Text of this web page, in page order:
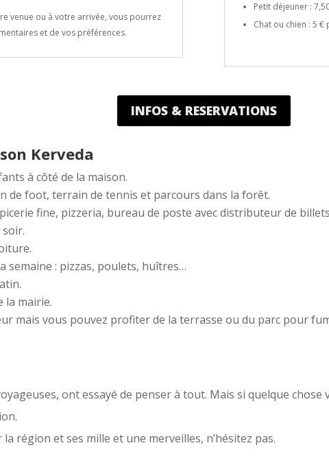
venue ou à votre arrivée, vous pourrez
et de vos préférences.
Petit déjeuner :
Chat ou chien : 5 €
INFOS & RESERVATIONS
Kerveda
à côté de la maison.
de foot, terrain de tennis et parcours dans la forêt.
fine, pizzeria, bureau de poste avec distributeur de
semaine : pizzas, poulets, huîtres…
la mairie.
mais vous pouvez profiter de la terrasse ou du parc pour
ont essayé de penser à tout. Mais si quelque
région et ses mille et une merveilles, n’hésitez pas.